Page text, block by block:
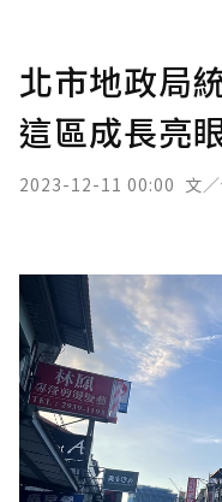
北市地政局
這區成長亮
2023-12-11 00:00 文